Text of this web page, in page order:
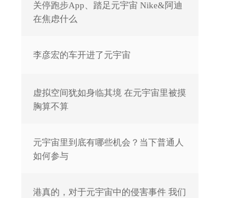
关停跑步App、踏足元宇宙 Nike&阿迪
在焦虑什么
李彦宏的车开进了元宇宙
虚拟空间犹如身临其境 在元宇宙里被摸
胸算不算
元宇宙里到底有哪些机会？当下普通人
如何参与
港真的，对于元宇宙中的侵害事件 我们